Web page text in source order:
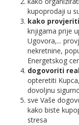
kupoprodaji u
kako
knjigama prije
Ugovora,...
nekretnine,
Energetskog
dogovoriti
opteretiti
dovoljnu
sve Vaše
kako biste
stresa